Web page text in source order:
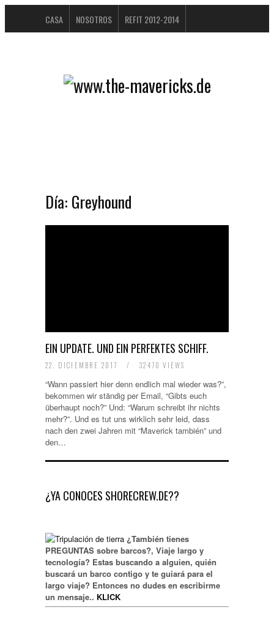
CASA NOSOTROS REFIT 2012-2014
CONTACTO / IMPRESSUM
Día: Greyhound
EIN UPDATE. UND EIN PERFEKTES SCHIFF.
22. DICIEMBRE 2017 / 32470 VIEWS
“Wann passiert hier denn endlich mal wieder was?”,
bekommen wir ständig per Email, “Gibts euch
überhaupt noch?” Und: “Warum schreibt ihr nichts
mehr?”. Und es tut uns wirklich sehr leid, dass
nach den zwei Jahren mit “Maverick también” und
den…
¿YA CONOCES SHORECREW.DE??
¿También tienes
PREGUNTAS sobre barcos?, Viaje largo y
tecnología? Estas buscando a alguien, quién
buscará un barco contigo y te guiará para el
largo viaje? Entonces no dudes en escribirme
un mensaje.. KLICK